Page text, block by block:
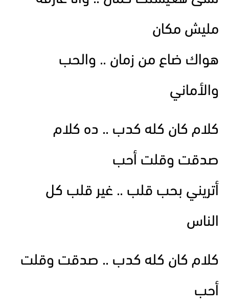
مليش مكان
هواك ضاع من زمان .. والحب
والأماني
كلام كان كله كدب .. ده كلام
صدقت وقلت أحب
أتريني بحب قلب .. غير قلب كل
الناس
كلام كان كله كدب .. صدقت وقلت
أحب